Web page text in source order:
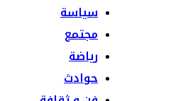
سياسة
مجتمع
رياضة
حوادث